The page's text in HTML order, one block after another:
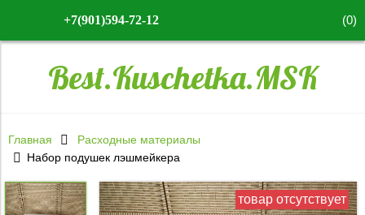
+7(901)594-72-12 (0)
Best.Kuschetka.MSK
Главная
Расходные материалы
Набор подушек лэшмейкера
товар отсутствует